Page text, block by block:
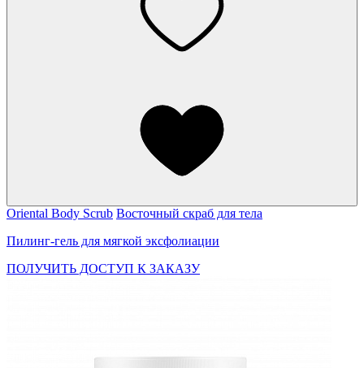
Oriental Body Scrub Восточный скраб для тела
Пилинг-гель для мягкой эксфолиации
ПОЛУЧИТЬ ДОСТУП К ЗАКАЗУ